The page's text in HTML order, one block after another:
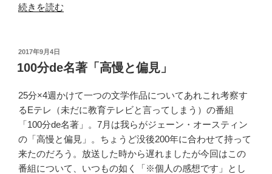
て
“ホ
ズ
短
集
全
作
品
の
一
続きを読む
投
稿
日:
2017年9月4日
100分de名著「高慢と偏見」
25分×4週かけて一つの文学作品についてあれこれ考察す
るEテレ（未だに教育テレビと言ってしまう）の番組
「100分de名著」。7月は我らがジェーン・オースティン
の「高慢と偏見」。ちょうど没後200年に合わせて持って
来たのだろう。放送した時から遅れましたが今回はこの
番組について、いつもの如く「※個人の感想です」とし